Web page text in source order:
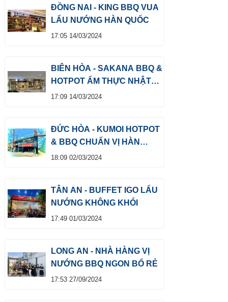
ĐỒNG NAI - KING BBQ VUA
LẨU NƯỚNG HÀN QUỐC
17:05 14/03/2024
BIÊN HÒA - SAKANA BBQ &
HOTPOT ẨM THỰC NHẬT
BẢN
17:09 14/03/2024
ĐỨC HÒA - KUMOI HOTPOT
& BBQ CHUẨN VỊ HÀN
QUỐC
18:09 02/03/2024
TÂN AN - BUFFET IGO LẨU
NƯỚNG KHÔNG KHÓI
17:49 01/03/2024
LONG AN - NHÀ HÀNG VỊ
NƯỚNG BBQ NGON BỔ RẺ
17:53 27/09/2024